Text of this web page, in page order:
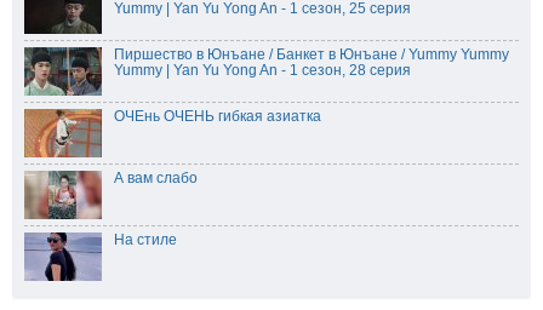
Yummy | Yan Yu Yong An - 1 сезон, 25 серия
Пиршество в Юнъане / Банкет в Юнъане / Yummy Yummy
Yummy | Yan Yu Yong An - 1 сезон, 28 серия
ОЧЕнь ОЧЕНЬ гибкая азиатка
А вам слабо
На стиле